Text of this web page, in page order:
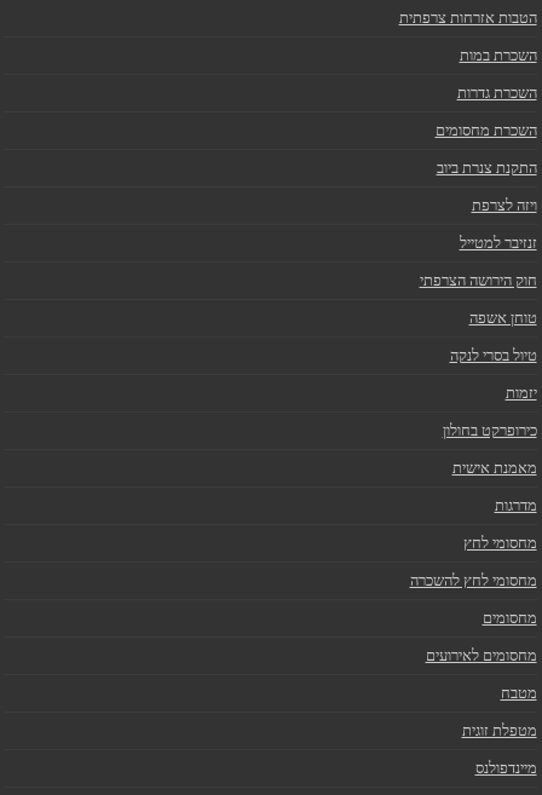
הטבות אזרחות צרפתית
השכרת במות
השכרת גדרות
השכרת מחסומים
התקנת צנרת ביוב
ויזה לצרפת
זנזיבר למטייל
חוק הירושה הצרפתי
טוחן אשפה
טיול בסרי לנקה
יזמות
כירופרקט בחולון
מאמנת אישית
מדרגות
מחסומי לחץ
מחסומי לחץ להשכרה
מחסומים
מחסומים לאירועים
מטבח
מטפלת זוגית
מיינדפולנס